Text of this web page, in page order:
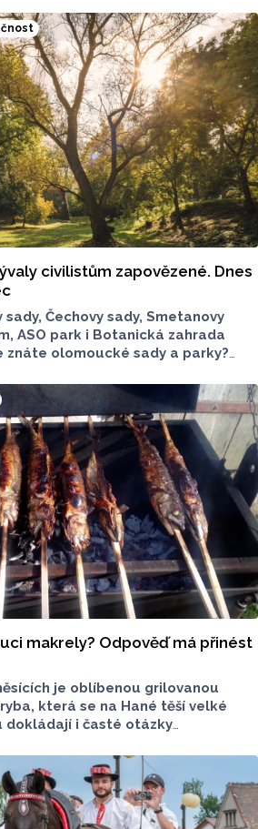
civilistům zapovězené. Dnes
sady, Čechovy sady, Smetanovy
ASO park i Botanická zahrada
znáte olomoucké sady a parky?
tomu tak ale nebylo.
makrely? Odpověď má přinést
je oblíbenou grilovanou
která se na Hané těší velké
dokládají i časté otázky
Zpřehlednit tyto informace
"Kde pečou makrely?“